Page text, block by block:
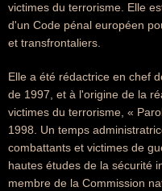
victimes du terrorisme. Elle
d'un Code pénal européen
et transfrontaliers.
Elle a été rédactrice en chef
de 1997, et à l'origine de la
victimes du terrorisme, «
1998. Un temps
combattants et victimes de
hautes études de la sécurité
membre de la Commission